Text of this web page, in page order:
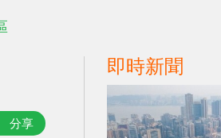
分享
即時新聞